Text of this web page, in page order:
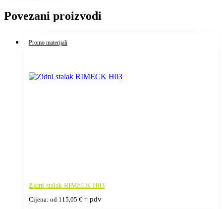
Povezani proizvodi
Promo materijali
Zidni stalak RIMECK H03
Cijena: od 115,05 € + pdv